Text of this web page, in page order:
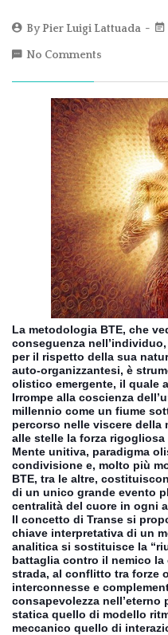
ByPier Luigi Lattuada
No Comments
La metodologia BTE, che
conseguenza
per il rispetto della sua
auto-organizzantesi, è
olistico emergente, il quale
Irrompe alla coscienza
millennio come un fiume
percorso nelle viscere della
alle stelle la forza
Mente unitiva, paradigma
condivisione e, molto più
BTE, tra le altre,
di un unico grande evento
centralità del cuore in ogni
Il concetto di Transe si
chiave interpretativa di un
analitica si sostituisce la
battaglia contro il nemico
strada, al conflitto tra forze
interconnesse e
consapevolezza
statica quello di modello
meccanico quello di